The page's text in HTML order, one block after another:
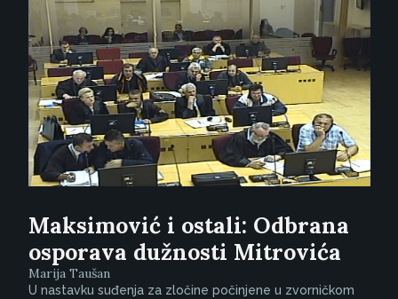
Maksimović i ostali: Odbrana
osporava dužnosti Mitrovića
Marija Taušan
U nastavku suđenja za zločine počinjene u zvorničkom